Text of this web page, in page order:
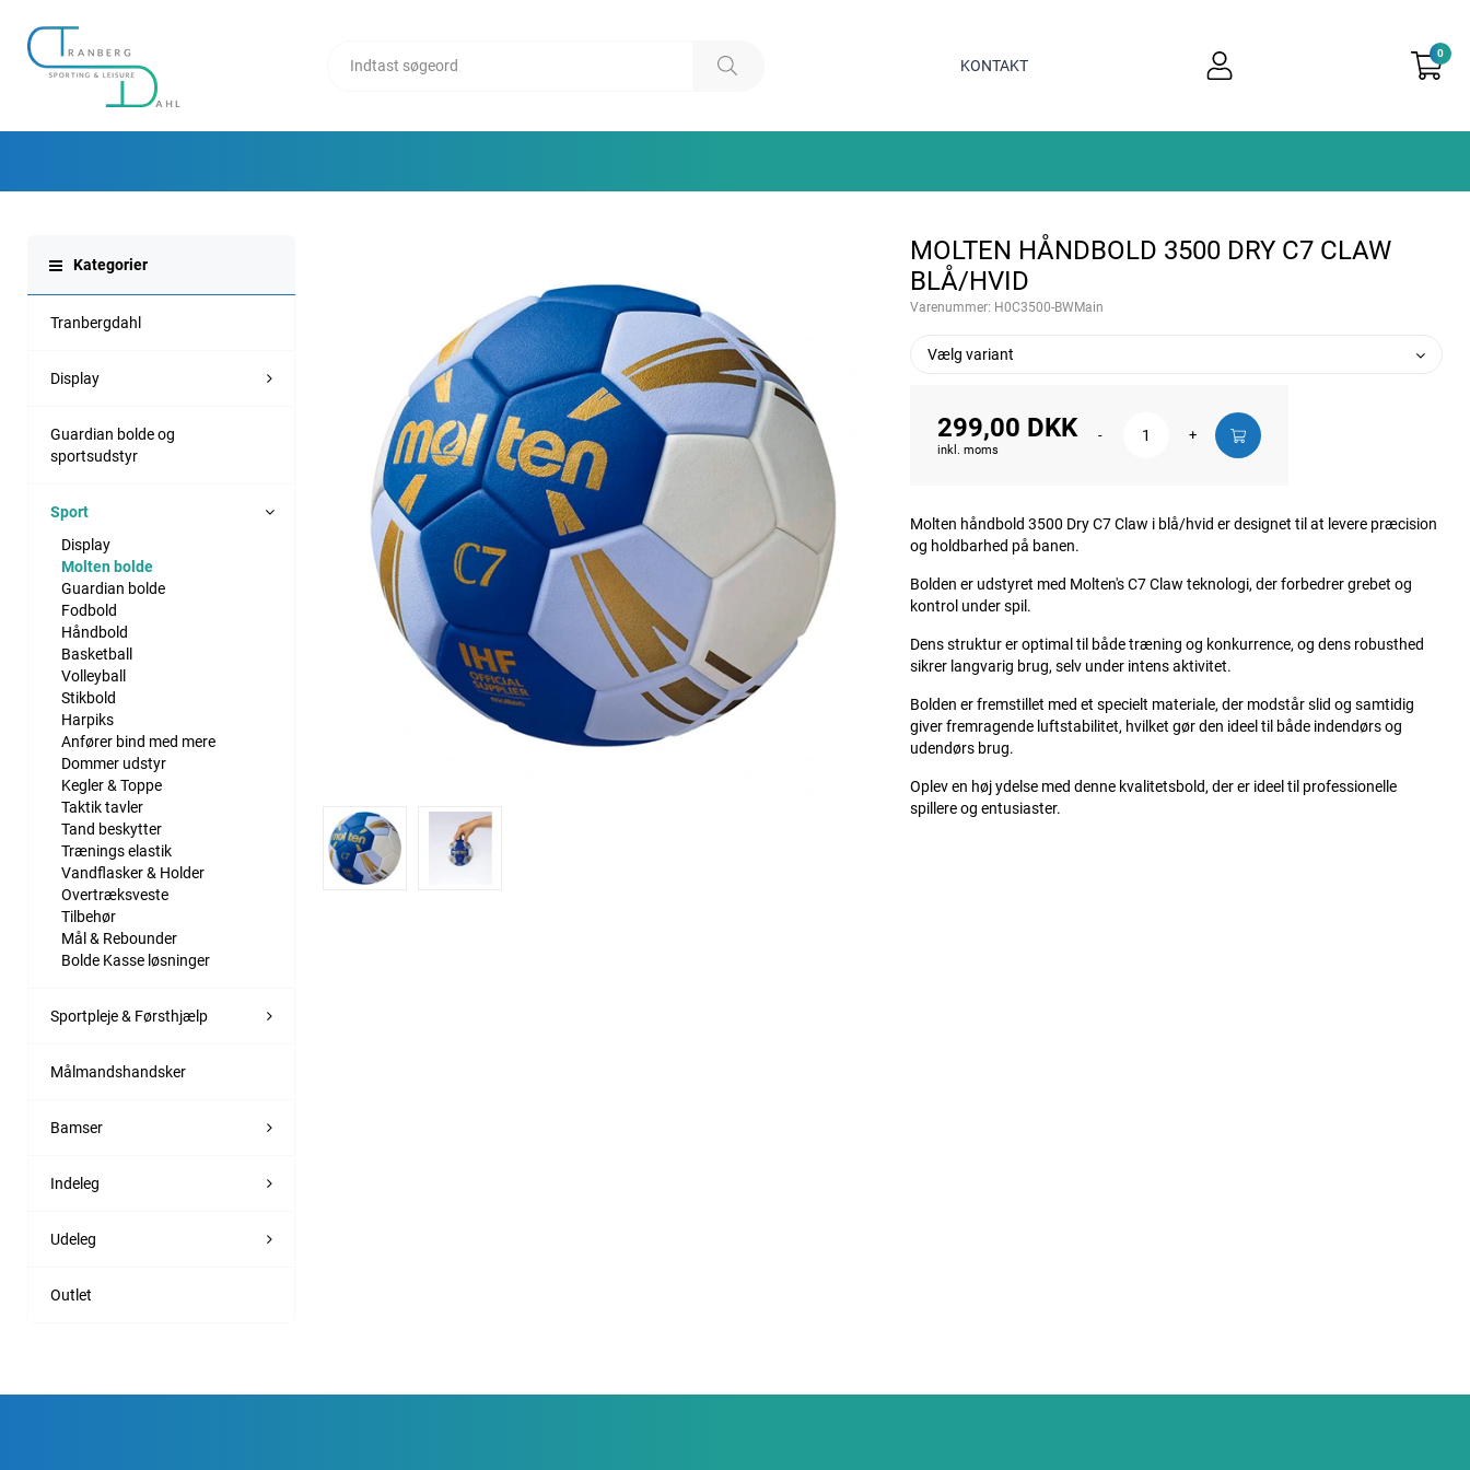
KONTAKT
0
Kategorier
Tranbergdahl
Display
Guardian bolde og
sportsudstyr
Sport
Display
Molten bolde
Guardian bolde
Fodbold
Håndbold
Basketball
Volleyball
Stikbold
Harpiks
Anfører bind med mere
Dommer udstyr
Kegler & Toppe
Taktik tavler
Tand beskytter
Trænings elastik
Vandflasker & Holder
Overtræksveste
Tilbehør
Mål & Rebounder
Bolde Kasse løsninger
Sportpleje & Førsthjælp
Målmandshandsker
Bamser
Indeleg
Udeleg
Outlet
MOLTEN HÅNDBOLD 3500 DRY C7 CLAW
BLÅ/HVID
Varenummer: H0C3500-BWMain
Vælg variant
299,00 DKK
inkl. moms
- +
Molten håndbold 3500 Dry C7 Claw i blå/hvid er designet til at levere præcision
og holdbarhed på banen.
Bolden er udstyret med Molten's C7 Claw teknologi, der forbedrer grebet og
kontrol under spil.
Dens struktur er optimal til både træning og konkurrence, og dens robusthed
sikrer langvarig brug, selv under intens aktivitet.
Bolden er fremstillet med et specielt materiale, der modstår slid og samtidig
giver fremragende luftstabilitet, hvilket gør den ideel til både indendørs og
udendørs brug.
Oplev en høj ydelse med denne kvalitetsbold, der er ideel til professionelle
spillere og entusiaster.